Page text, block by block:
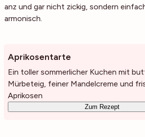
ganz und gar nicht zickig, sondern
harmonisch.
Aprikosentarte
Ein toller sommerlicher Kuchen mit
Mürbeteig, feiner Mandelcreme und
Aprikosen
Zum Rezept